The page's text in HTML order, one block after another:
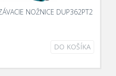
NOŽNICE DUP362PT2
DO KOŠÍKA